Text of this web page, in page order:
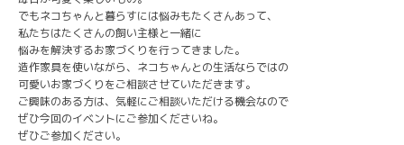
でもネコちゃんと暮らすには悩みもたくさんあって、
私たちはたくさんの飼い主様と一緒に
悩みを解決するお家づくりを行ってきました。
造作家具を使いながら、ネコちゃんとの生活ならではの
可愛いお家づくりをご相談させていただきます。
ご興味のある方は、気軽にご相談いただける機会なので
ぜひ今回のイベントにご参加くださいね。
ぜひご参加ください。